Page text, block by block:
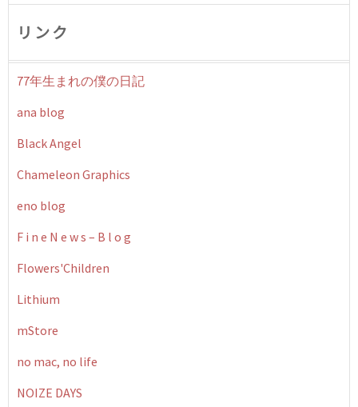
リンク
77年生まれの僕の日記
ana blog
Black Angel
Chameleon Graphics
eno blog
F i n e N e w s – B l o g
Flowers'Children
Lithium
mStore
no mac, no life
NOIZE DAYS